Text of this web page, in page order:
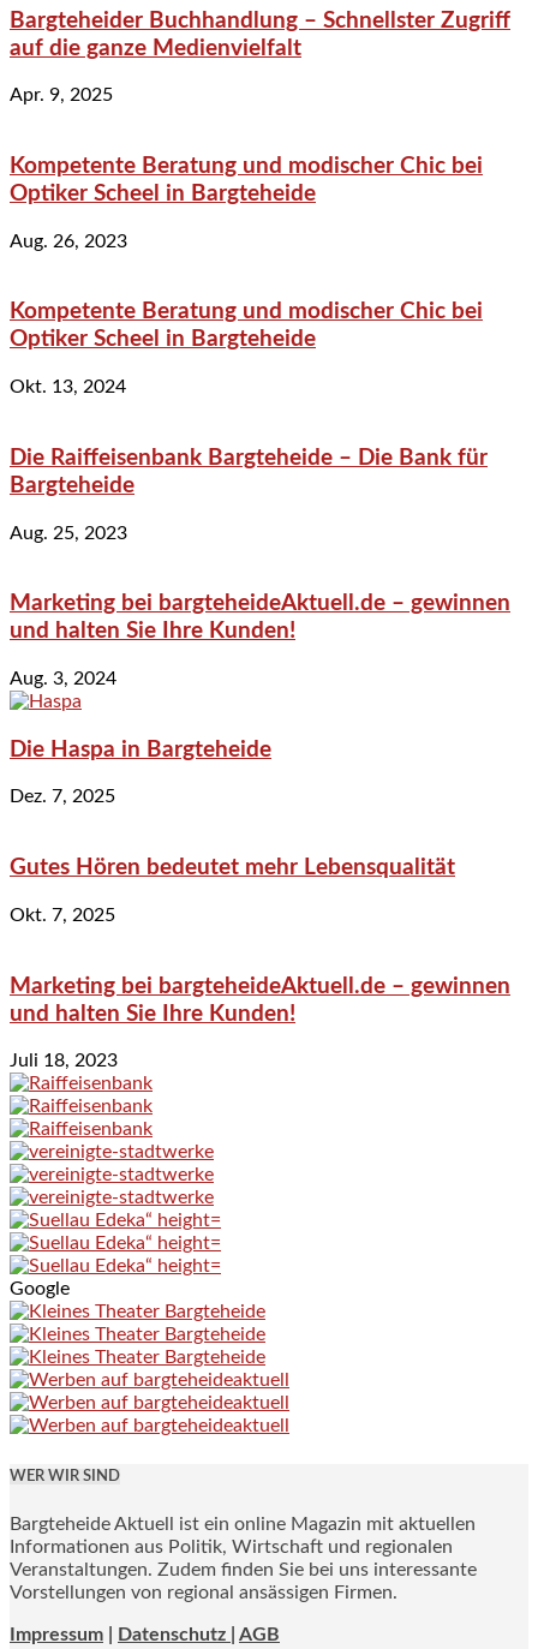
Bargteheider Buchhandlung – Schnellster Zugriff
auf die ganze Medienvielfalt
Apr. 9, 2025
Kompetente Beratung und modischer Chic bei
Optiker Scheel in Bargteheide
Aug. 26, 2023
Kompetente Beratung und modischer Chic bei
Optiker Scheel in Bargteheide
Okt. 13, 2024
Die Raiffeisenbank Bargteheide – Die Bank für
Bargteheide
Aug. 25, 2023
Marketing bei bargteheideAktuell.de – gewinnen
und halten Sie Ihre Kunden!
Aug. 3, 2024
Die Haspa in Bargteheide
Dez. 7, 2025
Gutes Hören bedeutet mehr Lebensqualität
Okt. 7, 2025
Marketing bei bargteheideAktuell.de – gewinnen
und halten Sie Ihre Kunden!
Juli 18, 2023
Google
WER WIR SIND
Bargteheide Aktuell ist ein online Magazin mit aktuellen
Informationen aus Politik, Wirtschaft und regionalen
Veranstaltungen. Zudem finden Sie bei uns interessante
Vorstellungen von regional ansässigen Firmen.
Impressum Datenschutz | AGB